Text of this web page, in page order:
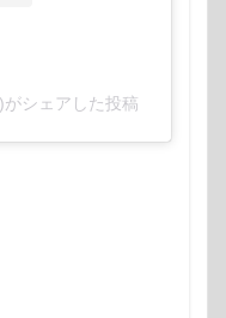
シェアした投稿